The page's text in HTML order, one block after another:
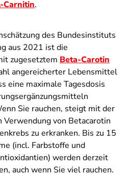
Carnitin.
des Bundesinstituts
aus 2021 ist die
zugesetztem Beta-Carotin
angereicherter Lebensmittel
eine maximale Tagesdosis
Sie rauchen, steigt mit der
von Betacarotin
zu erkranken. Bis zu 15
(incl. Farbstoffe und
werden derzeit
auch wenn Sie viel rauchen.